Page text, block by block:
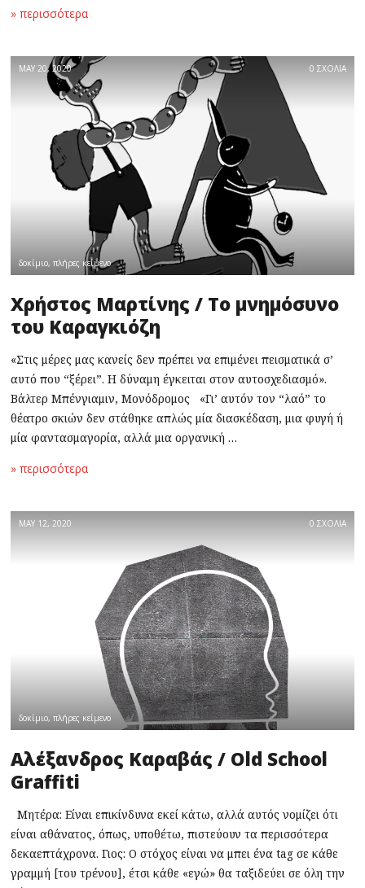
» περισσότερα
MAY 20, 2020 0 ΣΧΟΛΙΑ
δοκίμιο,πλήρες κείμενο
Χρήστος Μαρτίνης / Το μνημόσυνο
του Καραγκιόζη
«Στις μέρες μας κανείς δεν πρέπει να επιμένει πεισματικά σ’
αυτό που “ξέρει”. Η δύναμη έγκειται στον αυτοσχεδιασμό».
Βάλτερ Μπένγιαμιν, Μονόδρομος «Γι’ αυτόν τον “λαό” το
θέατρο σκιών δεν στάθηκε απλώς μία διασκέδαση, μια φυγή ή
μία φαντασμαγορία, αλλά μια οργανική …
» περισσότερα
MAY 12, 2020 0 ΣΧΟΛΙΑ
δοκίμιο,πλήρες κείμενο
Αλέξανδρος Καραβάς / Old School
Graffiti
Μητέρα: Είναι επικίνδυνα εκεί κάτω, αλλά αυτός νομίζει ότι
είναι αθάνατος, όπως, υποθέτω, πιστεύουν τα περισσότερα
δεκαεπτάχρονα. Γιος: Ο στόχος είναι να μπει ένα tag σε κάθε
γραμμή [του τρένου], έτσι κάθε «εγώ» θα ταξιδεύει σε όλη την